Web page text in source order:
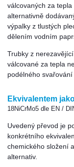
válcovaných za
alternativně
výpalky z tlustých
dělením vodním
Trubky z
válcované za tepla
podélného
Ekvivalentem
18NiCrMo5 dle EN /
Uvedený převod je
konkrétního
chemického složení
alternativ.